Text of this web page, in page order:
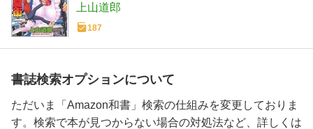
上山道郎
187
書誌検索オプションについて
ただいま「Amazon和書」検索の仕組みを変更しておりま
す。検索で本が見つからない場合の対処法など、詳しくは